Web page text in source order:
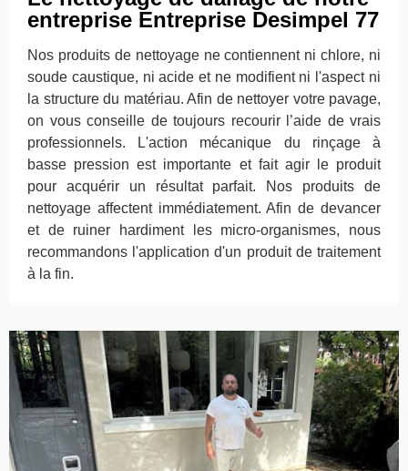
entreprise Entreprise Desimpel 77
Nos produits de nettoyage ne contiennent ni chlore, ni
soude caustique, ni acide et ne modifient ni l'aspect ni
la structure du matériau. Afin de nettoyer votre pavage,
on vous conseille de toujours recourir l’aide de vrais
professionnels. L'action mécanique du rinçage à
basse pression est importante et fait agir le produit
pour acquérir un résultat parfait. Nos produits de
nettoyage affectent immédiatement. Afin de devancer
et de ruiner hardiment les micro-organismes, nous
recommandons l'application d'un produit de traitement
à la fin.